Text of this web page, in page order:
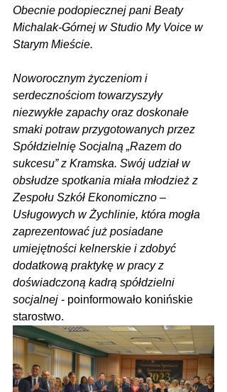
Obecnie podopiecznej pani Beaty
Michalak-Górnej w Studio My Voice w
Starym Mieście.
Noworocznym życzeniom i
serdecznościom towarzyszyły
niezwykłe zapachy oraz doskonałe
smaki potraw przygotowanych przez
Spółdzielnię Socjalną „Razem do
sukcesu” z Kramska. Swój udział w
obsłudze spotkania miała młodzież z
Zespołu Szkół Ekonomiczno –
Usługowych w Żychlinie, która mogła
zaprezentować już posiadane
umiejętności kelnerskie i zdobyć
dodatkową praktykę w pracy z
doświadczoną kadrą spółdzielni
socjalnej - poinformowało konińskie
starostwo.